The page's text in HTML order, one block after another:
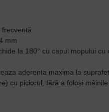
mm
la 180° cu capul mopului
aderenta maxima la
cu piciorul, fără a folosi